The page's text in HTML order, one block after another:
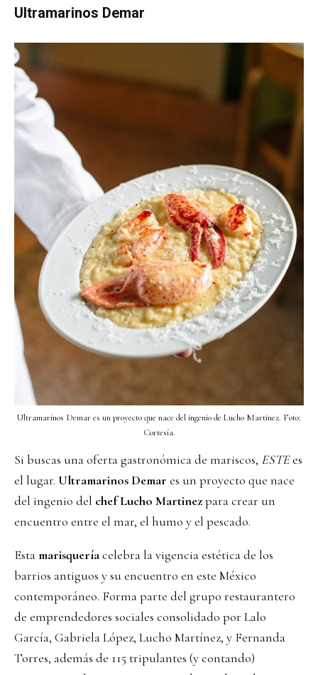
Ultramarinos Demar
Ultramarinos Demar es un proyecto que nace del ingenio de Lucho Martinez. Foto:
Cortesía.
Si buscas una oferta gastronómica de mariscos, ESTEes
el lugar. Ultramarinos Demar es un proyecto que nace
del ingenio del chef Lucho Martinezpara crear un
encuentro entre el mar, el humo y el pescado.
Estamarisqueríacelebra la vigencia estética de los
barrios antiguos y su encuentro en este México
contemporáneo. Forma parte del grupo restaurantero
de emprendedores sociales consolidado por Lalo
García, Gabriela López, Lucho Martínez, y Fernanda
Torres, además de 115 tripulantes (y contando)